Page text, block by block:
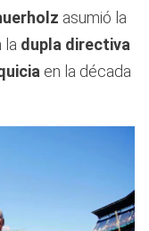
asumió la
la dupla directiva
en la década